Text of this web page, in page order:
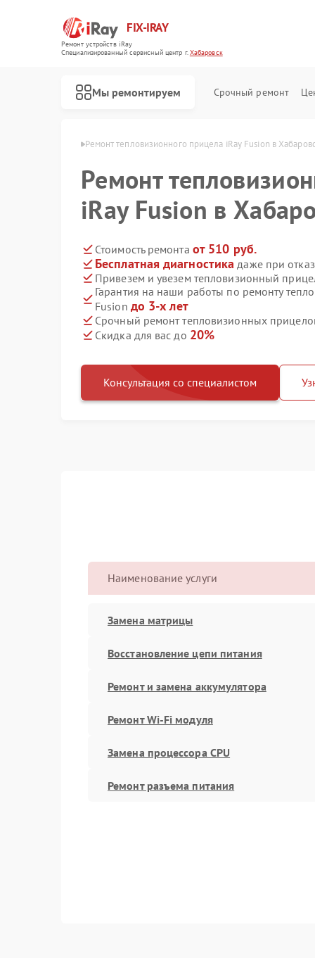
FIX-IRAY
Ремонт устройств iRay
Специализированный cервисный центр г.Хабаровск
Мы ремонтируем Срочный ремонт
Ремонт тепловизионного прицела iRay Fusion в
Ремонт
iRay Fusion в
Стоимость ремонта от 510 руб.
Бесплатная диагностика даже при
Привезем и увезем тепловизионный
Гарантия на наши работы по ремонту
Fusion до 3-х лет
Срочный ремонт тепловизионных
Скидка для вас до 20%
Консультация со специалистом
Наименование услуги
Замена матрицы
Восстановление цепи питания
Ремонт и замена аккумулятора
Ремонт Wi-Fi модуля
Замена процессора CPU
Ремонт разъема питания